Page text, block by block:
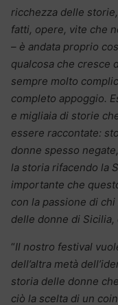
ricchezza delle
fatti, opere, vite che
– è andata proprio
qualcosa che cresce
sempre molto
completo appoggio.
e migliaia di storie
essere raccontate:
donne spesso
la storia rifacendo la
importante che
con la passione di
delle donne di Sicilia,
“Il nostro festival
dell’altra metà
storia delle donne
ciò la scelta di un